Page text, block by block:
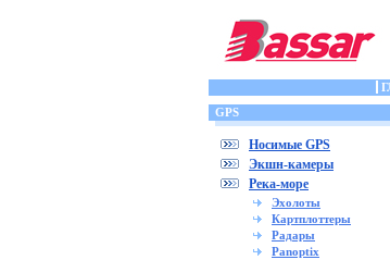
GPS
Носимые GPS
Экшн-камеры
Река-море
Эхолоты
Картплоттеры
Радары
Panoptix